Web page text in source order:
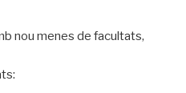
nou menes de facultats,